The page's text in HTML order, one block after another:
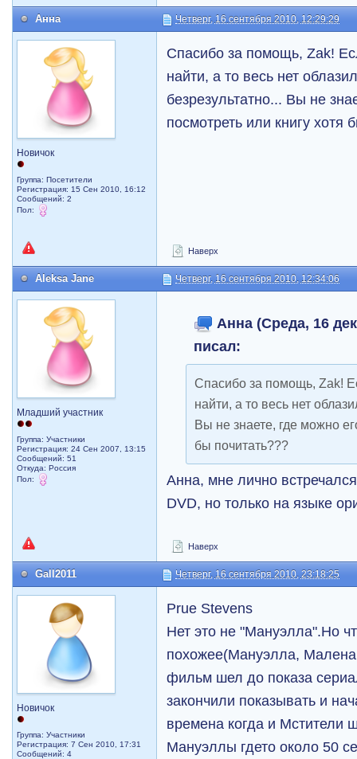
Анна Четверг, 16 сентября 2010, 12:29:29
Новичок
Группа: Посетители
Регистрация: 15 Сен 2010, 16:12
Сообщений: 2
Пол:
Спасибо за помощь, Zak!
найти, а то весь нет
безрезультатно... Вы не
посмотреть или книгу хотя
Наверх
Aleksa Jane Четверг, 16 сентября 2010, 12:34:06
Младший участник
Группа: Участники
Регистрация: 24 Сен 2007, 13:15
Сообщений: 51
Откуда: Россия
Пол:
Анна (Среда, 16
писал:
Спасибо за помощь, Zak!
найти, а то весь нет
Вы не знаете, где можно
бы почитать???
Анна, мне лично
DVD, но только на языке
Наверх
Gall2011 Четверг, 16 сентября 2010, 23:18:25
Новичок
Группа: Участники
Регистрация: 7 Сен 2010, 17:31
Сообщений: 4
Prue Stevens
Нет это не "Мануэлла".Но
похожее(Мануэлла, Малена
фильм шел до показа
закончили показывать и
времена когда и Мстители
Мануэллы гдето около 50